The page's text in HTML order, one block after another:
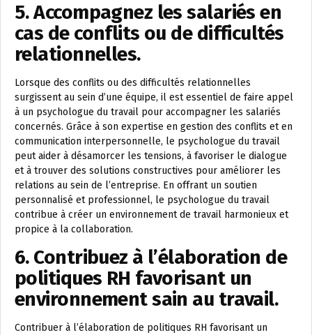
5. Accompagnez les salariés en
cas de conflits ou de difficultés
relationnelles.
Lorsque des conflits ou des difficultés relationnelles
surgissent au sein d’une équipe, il est essentiel de faire appel
à un psychologue du travail pour accompagner les salariés
concernés. Grâce à son expertise en gestion des conflits et en
communication interpersonnelle, le psychologue du travail
peut aider à désamorcer les tensions, à favoriser le dialogue
et à trouver des solutions constructives pour améliorer les
relations au sein de l’entreprise. En offrant un soutien
personnalisé et professionnel, le psychologue du travail
contribue à créer un environnement de travail harmonieux et
propice à la collaboration.
6. Contribuez à l’élaboration de
politiques RH favorisant un
environnement sain au travail.
Contribuer à l’élaboration de politiques RH favorisant un